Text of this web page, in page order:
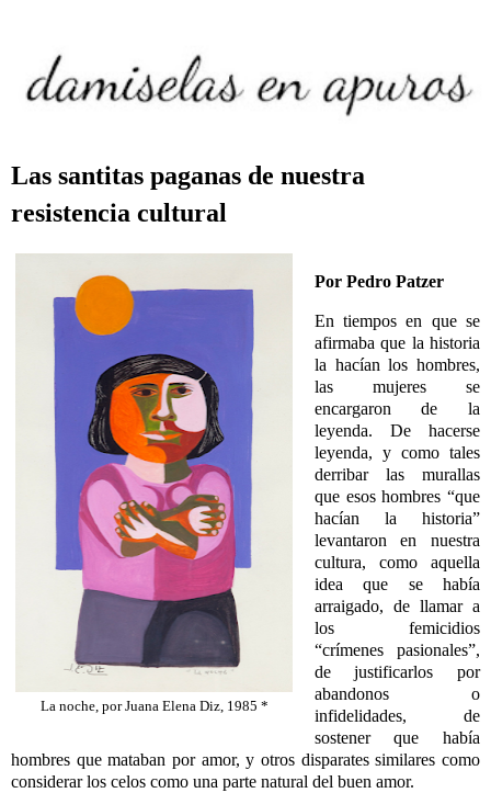
Las santitas paganas de nuestra
resistencia cultural
La noche, por Juana Elena Diz, 1985 *
Por Pedro Patzer
En tiempos en que se
afirmaba que la historia
la hacían los hombres,
las mujeres se
encargaron de la
leyenda. De hacerse
leyenda, y como tales
derribar las murallas
que esos hombres “que
hacían la historia”
levantaron en nuestra
cultura, como aquella
idea que se había
arraigado, de llamar a
los femicidios
“crímenes pasionales”,
de justificarlos por
abandonos o
infidelidades, de
sostener que había
hombres que mataban por amor, y otros disparates similares como
considerar los celos como una parte natural del buen amor.